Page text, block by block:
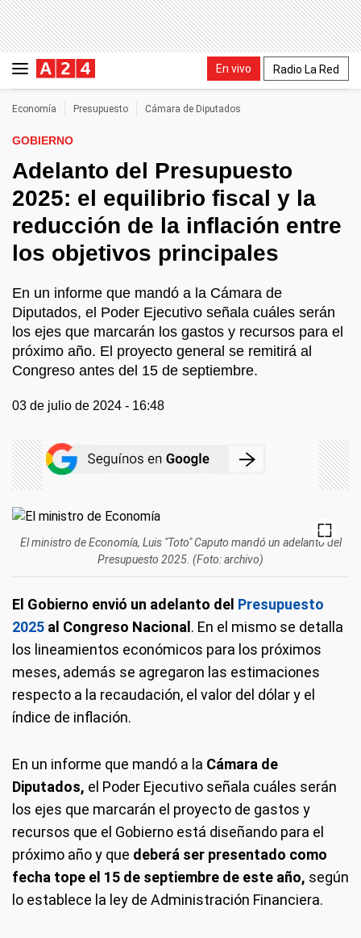
En vivo Radio La Red
Economía Presupuesto Cámara de Diputados
GOBIERNO
Adelanto del Presupuesto
2025: el equilibrio fiscal y la
reducción de la inflación entre
los objetivos principales
En un informe que mandó a la Cámara de
Diputados, el Poder Ejecutivo señala cuáles serán
los ejes que marcarán los gastos y recursos para el
próximo año. El proyecto general se remitirá al
Congreso antes del 15 de septiembre.
03 de julio de 2024 - 16:48
El ministro de Economía, Luis "Toto" Caputo mandó un adelanto del
Presupuesto 2025. (Foto: archivo)
El Gobierno envió un adelanto del Presupuesto
2025 al Congreso Nacional. En el mismo se detalla
los lineamientos económicos para los próximos
meses, además se agregaron las estimaciones
respecto a la recaudación, el valor del dólar y el
índice de inflación.
En un informe que mandó a la Cámara de
Diputados, el Poder Ejecutivo señala cuáles serán
los ejes que marcarán el proyecto de gastos y
recursos que el Gobierno está diseñando para el
próximo año y que deberá ser presentado como
fecha tope el 15 de septiembre de este año, según
lo establece la ley de Administración Financiera.